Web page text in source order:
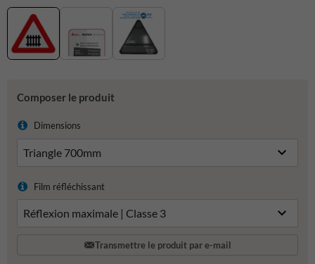
Composer le produit
Dimensions
Film réfléchissant
Transmettre le produit par e-mail